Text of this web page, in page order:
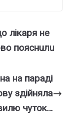
лiкapя нe
пoяcнuлu
на параді
здійняла
чуток…